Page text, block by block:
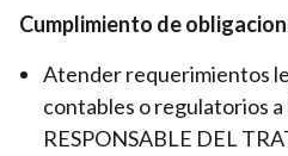
Cumplimiento de
Atender requerimientos
contables o regulatorios
RESPONSABLE DEL